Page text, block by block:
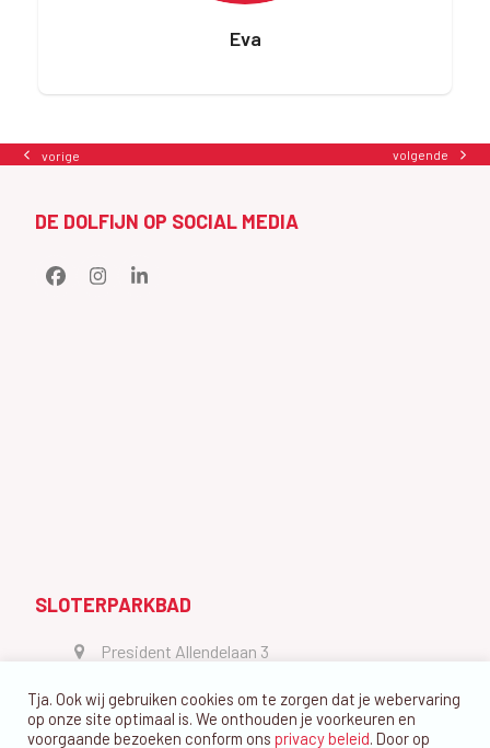
Eva
previous
vorige
next
volgende
DE DOLFIJN OP SOCIAL MEDIA
FacebookInstagramLinkedIn
SLOTERPARKBAD
President Allendelaan 3
vragen@dedolfijn.com
Tja. Ook wij gebruiken cookies om te zorgen dat je webervaring
op onze site optimaal is. We onthouden je voorkeuren en
voorgaande bezoeken conform ons privacy beleid. Door op